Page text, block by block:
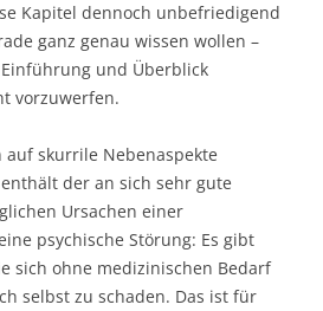
Kapitel dennoch unbefriedigend
ganz genau wissen wollen –
und Überblick
vorzuwerfen.
skurrile Nebenaspekte
der an sich sehr gute
Ursachen einer
psychische Störung: Es gibt
sich ohne medizinischen Bedarf
selbst zu schaden. Das ist für